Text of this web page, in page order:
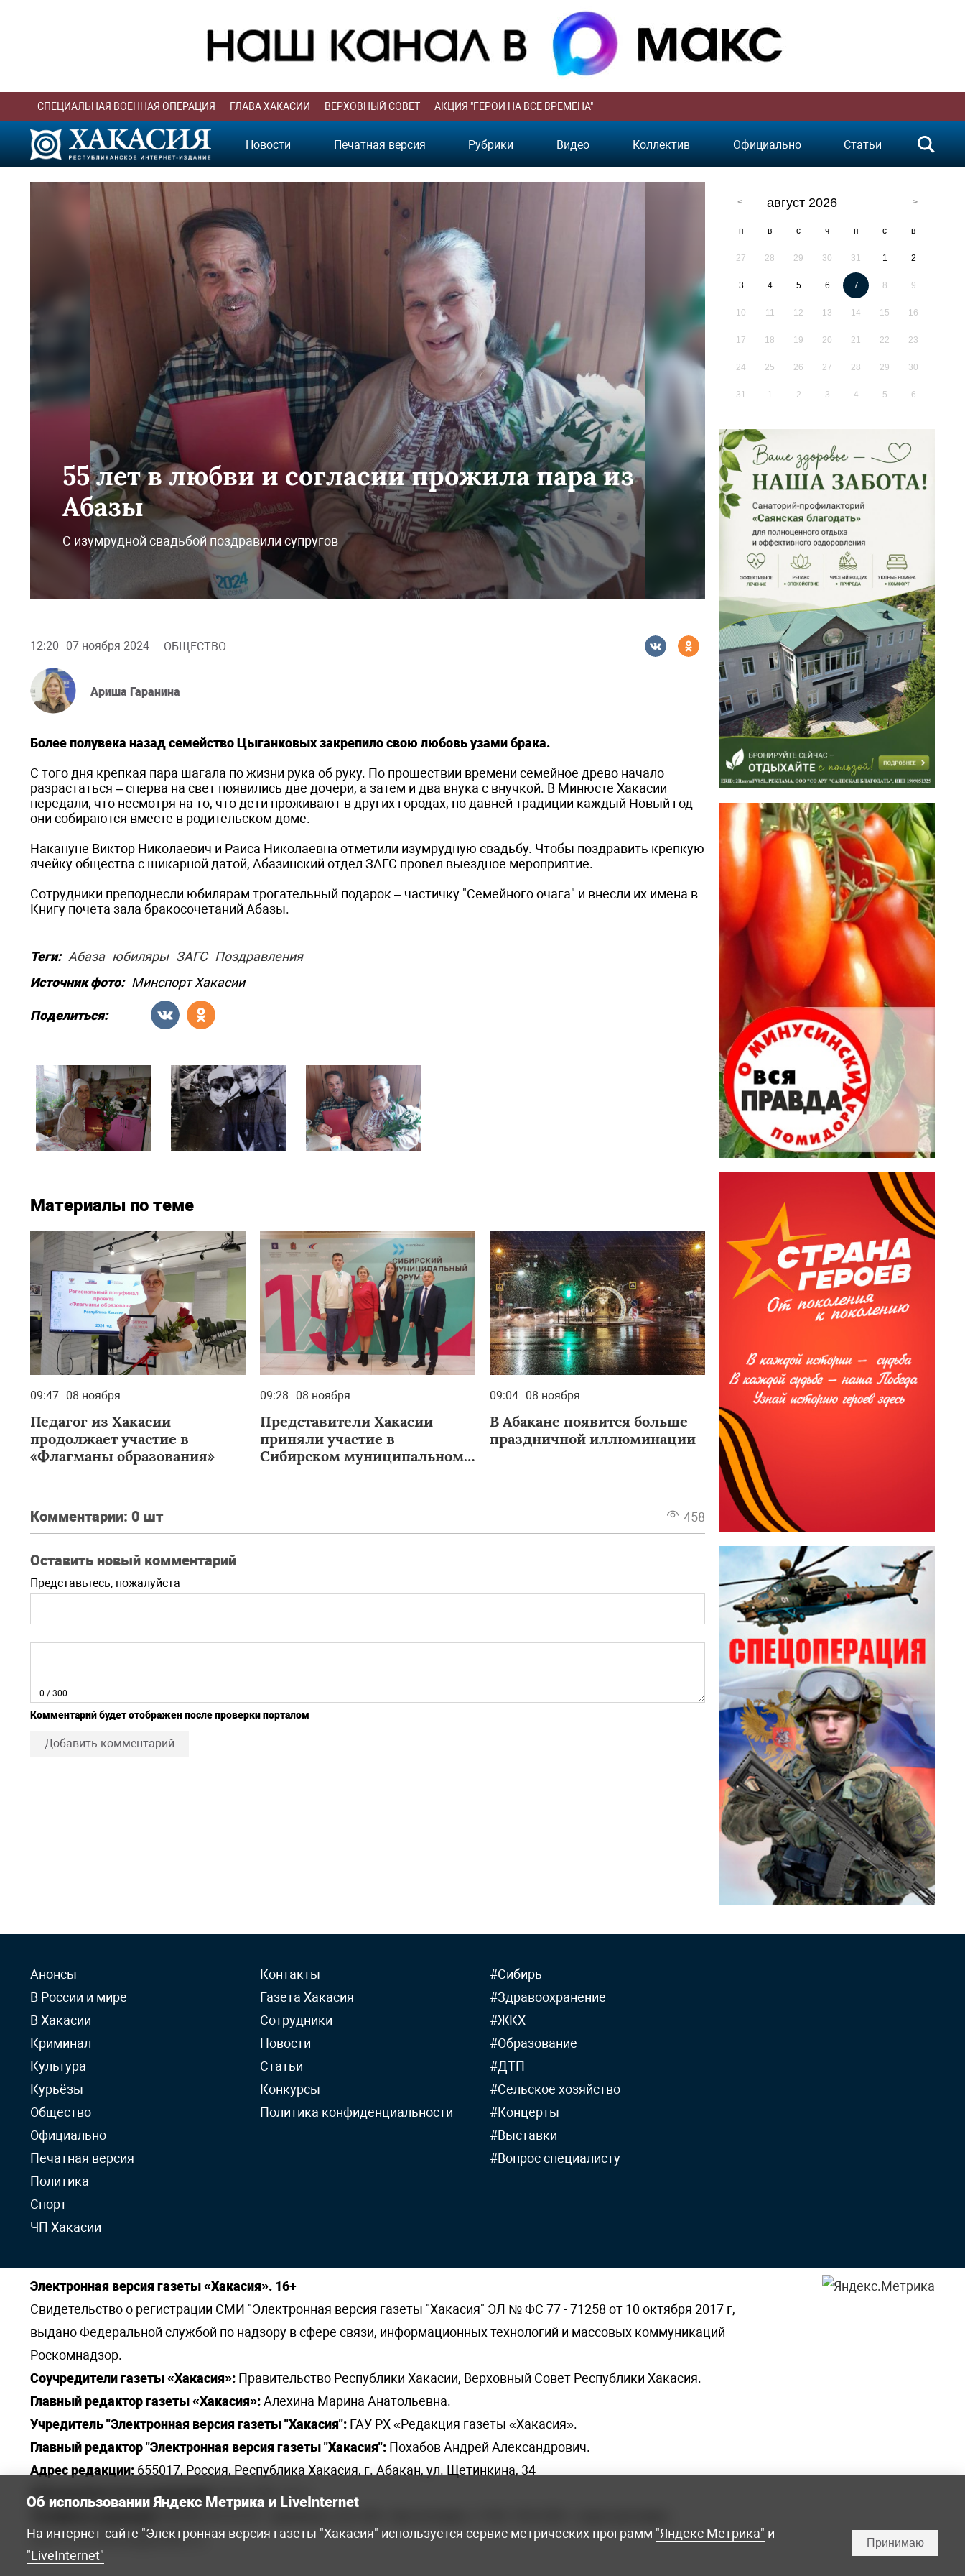
СПЕЦИАЛЬНАЯ ВОЕННАЯ ОПЕРАЦИЯ ГЛАВА ХАКАСИИ ВЕРХОВНЫЙ СОВЕТ АКЦИЯ "ГЕРОИ НА ВСЕ ВРЕМЕНА"
Новости Печатная версия Рубрики Видео Коллектив Официально Статьи
55 лет в любви и согласии прожила пара из
Абазы
С изумрудной свадьбой поздравили супругов
12:20 07 ноября 2024 ОБЩЕСТВО
Ариша Гаранина
Более полувека назад семейство Цыганковых закрепило свою любовь узами брака.
С того дня крепкая пара шагала по жизни рука об руку. По прошествии времени семейное древо начало
разрастаться – сперва на свет появились две дочери, а затем и два внука с внучкой. В Минюсте Хакасии
передали, что несмотря на то, что дети проживают в других городах, по давней традиции каждый Новый год
они собираются вместе в родительском доме.
Накануне Виктор Николаевич и Раиса Николаевна отметили изумрудную свадьбу. Чтобы поздравить крепкую
ячейку общества с шикарной датой, Абазинский отдел ЗАГС провел выездное мероприятие.
Сотрудники преподнесли юбилярам трогательный подарок – частичку "Семейного очага" и внесли их имена в
Книгу почета зала бракосочетаний Абазы.
Теги: Абаза юбиляры ЗАГС Поздравления
Источник фото: Минспорт Хакасии
Поделиться:
Материалы по теме
09:47 08 ноября
Педагог из Хакасии
продолжает участие в
«Флагманы образования»
09:28 08 ноября
Представители Хакасии
приняли участие в
Сибирском муниципальном
09:04 08 ноября
В Абакане появится больше
праздничной иллюминации
Комментарии: 0 шт 458
Оставить новый комментарий
Представьтесь, пожалуйста
0 / 300
Комментарий будет отображен после проверки порталом
Добавить комментарий
август 2026
п в с ч п с в
27 28 29 30 31 1 2
3 4 5 6 7 8 9
10 11 12 13 14 15 16
17 18 19 20 21 22 23
24 25 26 27 28 29 30
31 1 2 3 4 5 6
Анонсы
В России и мире
В Хакасии
Криминал
Культура
Курьёзы
Общество
Официально
Печатная версия
Политика
Спорт
ЧП Хакасии
Контакты
Газета Хакасия
Сотрудники
Новости
Статьи
Конкурсы
Политика конфиденциальности
#Сибирь
#Здравоохранение
#ЖКХ
#Образование
#ДТП
#Сельское хозяйство
#Концерты
#Выставки
#Вопрос специалисту
Электронная версия газеты «Хакасия». 16+
Свидетельство о регистрации СМИ "Электронная версия газеты "Хакасия" ЭЛ № ФС 77 - 71258 от 10 октября 2017 г,
выдано Федеральной службой по надзору в сфере связи, информационных технологий и массовых коммуникаций
Роскомнадзор.
Соучредители газеты «Хакасия»: Правительство Республики Хакасии, Верховный Совет Республики Хакасия.
Главный редактор газеты «Хакасия»:Алехина Марина Анатольевна.
Учредитель "Электронная версия газеты "Хакасия": ГАУ РХ «Редакция газеты «Хакасия».
Главный редактор "Электронная версия газеты "Хакасия": Похабов Андрей Александрович.
Адрес редакции: 655017, Россия, Республика Хакасия, г. Абакан, ул. Щетинкина, 34
Электронная почта редакции: khakred@r-19.ru
elena.s.korotkowa@yandex.ru.
Об использовании Яндекс Метрика и LiveInternet
На интернет-сайте "Электронная версия газеты "Хакасия" используется сервис метрических программ "Яндекс Метрика" и
"LiveInternet"
Принимаю